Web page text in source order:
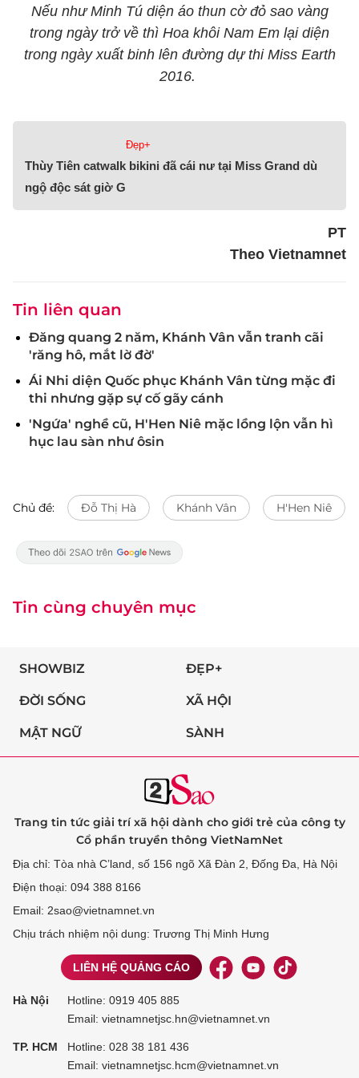
Nếu như Minh Tú diện áo thun cờ đỏ sao vàng
trong ngày trở về thì Hoa khôi Nam Em lại diện
trong ngày xuất binh lên đường dự thi Miss Earth
2016.
Đẹp+
Thùy Tiên catwalk bikini đã cái nư tại Miss Grand dù
ngộ độc sát giờ G
PT
Theo Vietnamnet
Tin liên quan
Đăng quang 2 năm, Khánh Vân vẫn tranh cãi
'răng hô, mắt lờ đờ'
Ái Nhi diện Quốc phục Khánh Vân từng mặc đi
thi nhưng gặp sự cố gãy cánh
'Ngứa' nghề cũ, H'Hen Niê mặc lồng lộn vẫn hì
hục lau sàn như ôsin
Chủ đề: Đỗ Thị Hà Khánh Vân H'Hen Niê
Tin cùng chuyên mục
SHOWBIZ ĐẸP+
ĐỜI SỐNG XÃ HỘI
MẬT NGỮ SÀNH
Trang tin tức giải trí xã hội dành cho giới trẻ của công ty
Cổ phần truyền thông VietNamNet
Địa chỉ: Tòa nhà C’land, số 156 ngõ Xã Đàn 2, Đống Đa, Hà Nội
Điện thoại: 094 388 8166
Email: 2sao@vietnamnet.vn
Chịu trách nhiệm nội dung: Trương Thị Minh Hưng
LIÊN HỆ QUẢNG CÁO
Hà Nội Hotline: 0919 405 885
Email: vietnamnetjsc.hn@vietnamnet.vn
TP. HCM Hotline: 028 38 181 436
Email: vietnamnetjsc.hcm@vietnamnet.vn